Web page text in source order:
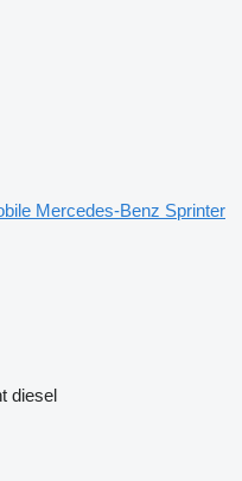
Mercedes-Benz Sprinter
diesel